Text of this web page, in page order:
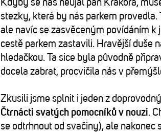
Kdyby se nás neujal pan Krákora,
stezky, která by nás parkem
ale navíc se zasvěceným povídáním
cestě parkem zastavili. Hravější duše
hledačkou. Ta sice byla původně
docela zabrat, procvičila nás v
Zkusili jsme splnit i jeden z
Čtrnácti svatých pomocníků v nouzi.
se odtrhnout od svačiny), ale